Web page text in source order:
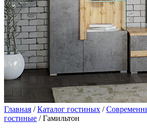
Главная /Каталог гостиных /
гостиные / Гамильтон